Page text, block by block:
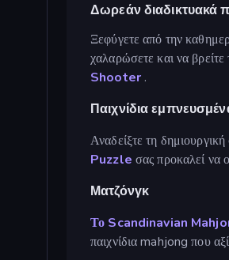
Δωρεάν διαδικτυακά
Ξεφύγετε από την
χαλαρώσετε και να
Shooter.
Παιχνίδια
Αναδείξτε τη
Puzzle σας προκαλεί να
Ματζόνγκ
Το Scandinavian
παιχνίδια mahjong που